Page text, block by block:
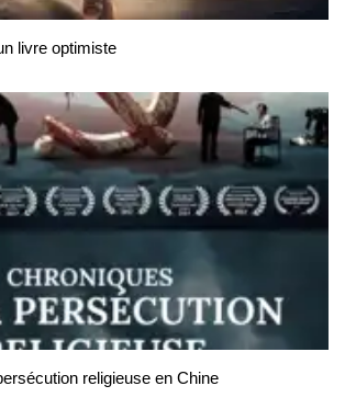
livre optimiste
religieuse en Chine